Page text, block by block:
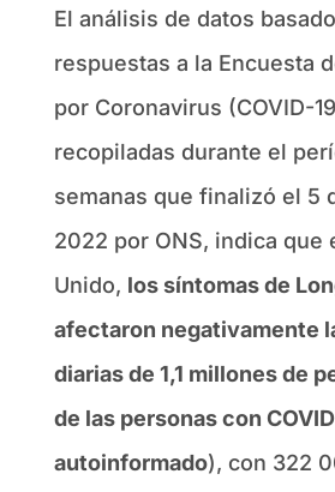
El análisis de datos
respuestas a la Encuesta
por Coronavirus (COVID-
recopiladas durante el
semanas que finalizó el 5
2022 por ONS, indica que
Unido, los síntomas de
afectaron negativamente
diarias de 1,1 millones de
de las personas con
autoinformado), con 322